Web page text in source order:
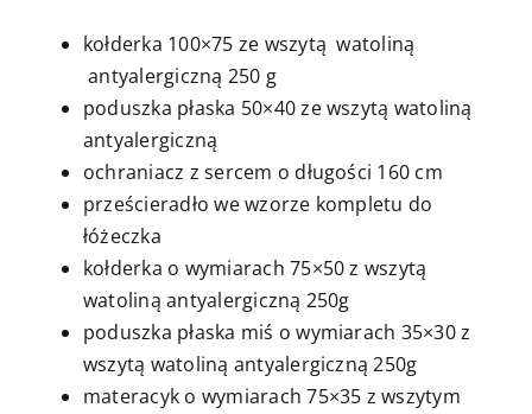
kołderka 100×75 ze wszytą watoliną
antyalergiczną 250 g
poduszka płaska 50×40 ze wszytą watoliną
antyalergiczną
ochraniacz z sercem o długości 160 cm
prześcieradło we wzorze kompletu do
łóżeczka
kołderka o wymiarach 75×50 z wszytą
watoliną antyalergiczną 250g
poduszka płaska miś o wymiarach 35×30 z
wszytą watoliną antyalergiczną 250g
materacyk o wymiarach 75×35 z wszytym